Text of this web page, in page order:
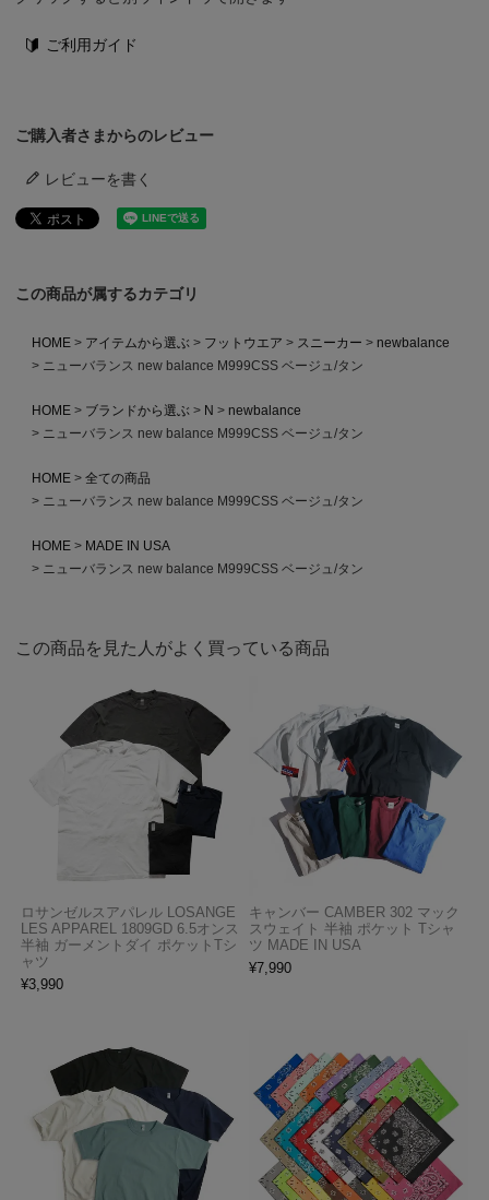
ご利用ガイド
ご購入者さまからのレビュー
レビューを書く
この商品が属するカテゴリ
HOME アイテムから選ぶ フットウエア スニーカー
newbalance
ニューバランス new balance M999CSS ベージュ/タン
HOME ブランドから選ぶ N
newbalance
ニューバランス new balance M999CSS ベージュ/タン
HOME
全ての商品
ニューバランス new balance M999CSS ベージュ/タン
HOME
MADE IN USA
ニューバランス new balance M999CSS ベージュ/タン
この商品を見た人がよく買っている商品
ロサンゼルスアパレル LOSANGE
LES APPAREL 1809GD 6.5オンス
半袖 ガーメントダイ ポケットTシ
ャツ
¥3,990
キャンバー CAMBER 302 マック
スウェイト 半袖 ポケット Tシャ
ツ MADE IN USA
¥7,990